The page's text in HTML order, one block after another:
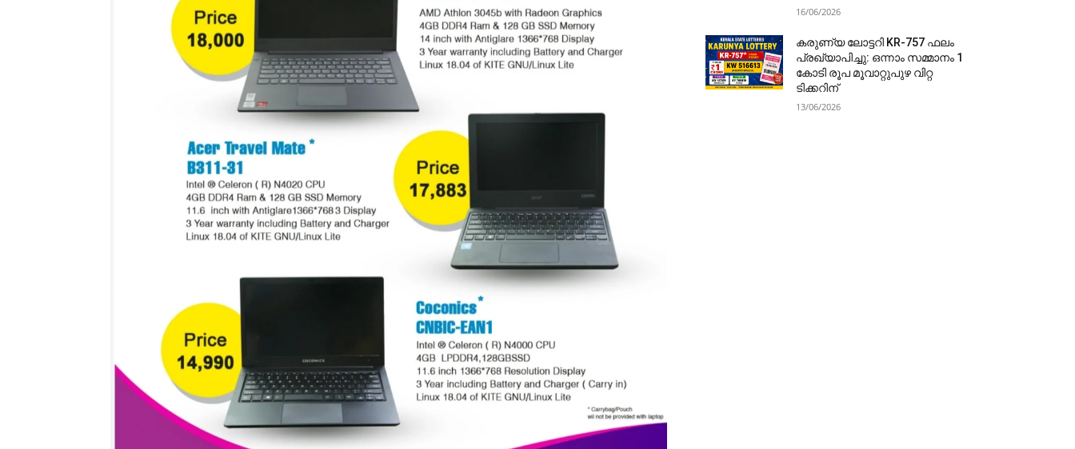
16/06/2026
കരുണ്യ ലോട്ടറി KR-757 ഫലം
പ്രഖ്യാപിച്ചു: ഒന്നാം സമ്മാനം 1
കോടി രൂപ മൂവാറ്റുപുഴ വിറ്റ
ടിക്കറിന്
13/06/2026